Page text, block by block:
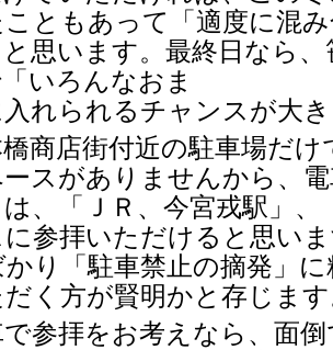
ともあって「適度に混
思います。最終日なら
いろんなおま
れられるチャンスが大
商店街付近の駐車場だ
スがありませんから、
、「ＪＲ、今宮戎駅」
参拝いただけると思い
り「駐車禁止の摘発」
く方が賢明かと存じま
参拝をお考えなら、面